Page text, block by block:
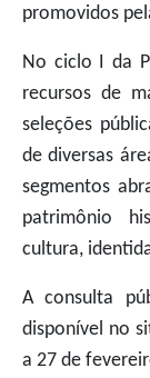
promovidos
No ciclo I da
recursos de
seleções
de diversas
segmentos
patrimônio
cultura,
A consulta
disponível no
a 27 de